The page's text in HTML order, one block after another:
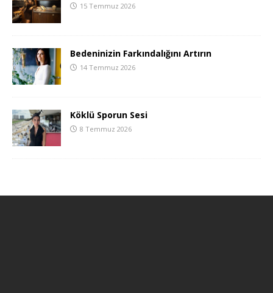
15 Temmuz 2026
Bedeninizin Farkındalığını Artırın
14 Temmuz 2026
Köklü Sporun Sesi
8 Temmuz 2026